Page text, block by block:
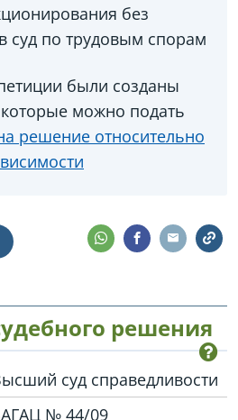
без
суд по трудовым спорам
были созданы
можно подать
решение относительно
решения
суд справедливости
№ 44/09